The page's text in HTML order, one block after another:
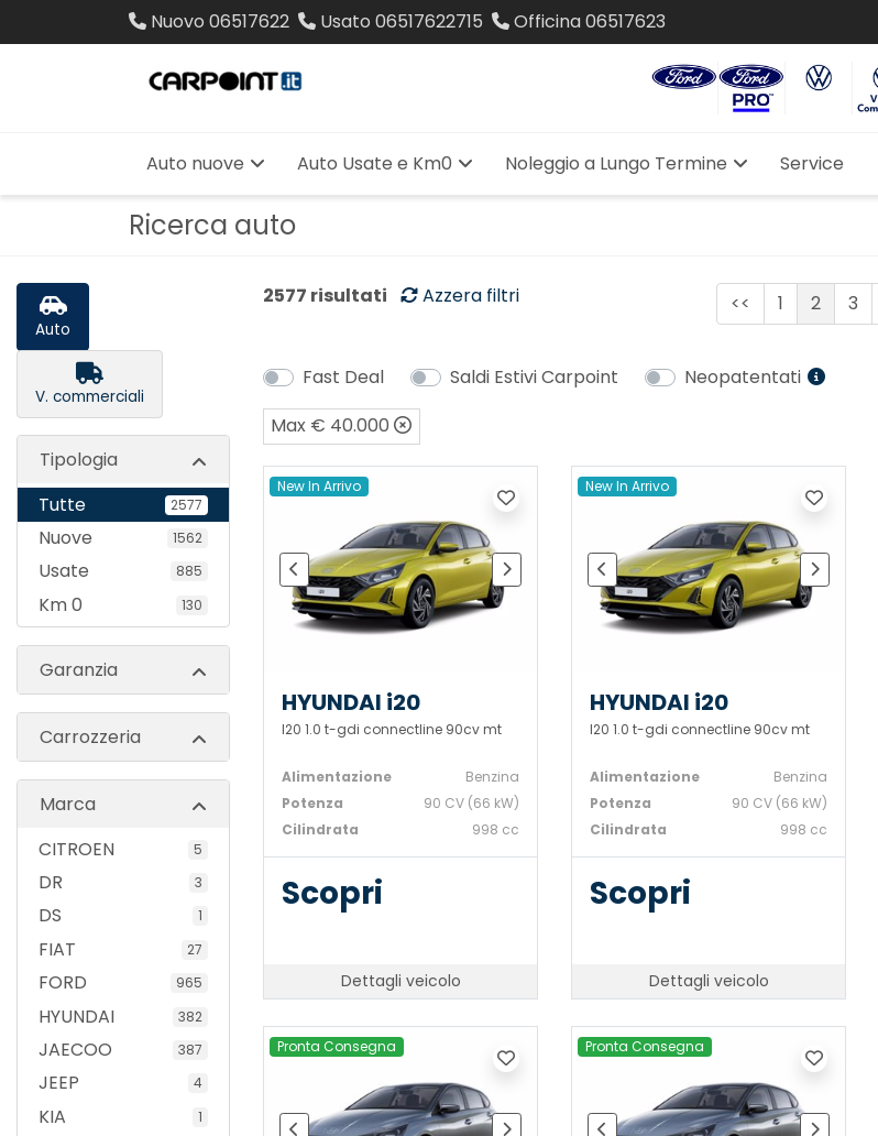
Nuovo 06517622 Usato 06517622715 Officina06517623
Auto nuove Auto Usate e Km0 Noleggio a Lungo Termine Service
Ricerca auto
Auto
V. commerciali
Tipologia
Tutte
2577
Nuove 1562
Usate 885
Km 0 130
Garanzia
Carrozzeria
Marca
CITROEN
5
DR 3
DS 1
FIAT 27
FORD 965
HYUNDAI 382
JAECOO 387
JEEP 4
KIA 1
2577 risultati Azzera filtri << 1 2 3
Fast Deal Saldi Estivi Carpoint
Neopatentati
Max € 40.000
New In Arrivo
HYUNDAI i20
I20 1.0 t-gdi connectline 90cv mt
Alimentazione
Benzina
Potenza
90 CV (66 kW)
Cilindrata
998 cc
Scopri
Dettagli veicolo
New In Arrivo
HYUNDAI i20
I20 1.0 t-gdi connectline 90cv mt
Alimentazione
Benzina
Potenza
90 CV (66 kW)
Cilindrata
998 cc
Scopri
Dettagli veicolo
Pronta Consegna Pronta Consegna